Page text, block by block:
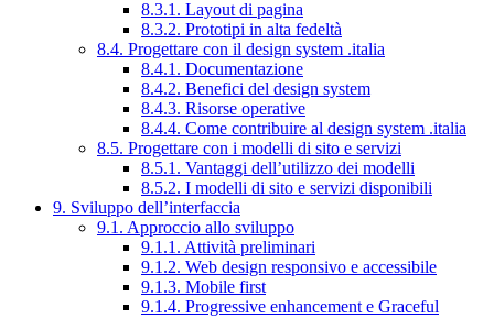
8.3.1. Layout di pagina
8.3.2. Prototipi in alta fedeltà
8.4. Progettare con il design system .italia
8.4.1. Documentazione
8.4.2. Benefici del design system
8.4.3. Risorse operative
8.4.4. Come contribuire al design system .italia
8.5. Progettare con i modelli di sito e servizi
8.5.1. Vantaggi dell’utilizzo dei modelli
8.5.2. I modelli di sito e servizi disponibili
9. Sviluppo dell’interfaccia
9.1. Approccio allo sviluppo
9.1.1. Attività preliminari
9.1.2. Web design responsivo e accessibile
9.1.3. Mobile first
9.1.4. Progressive enhancement e Graceful